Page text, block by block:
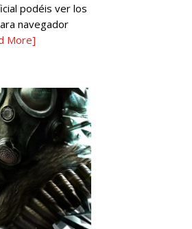
podéis ver los
navegador
More]